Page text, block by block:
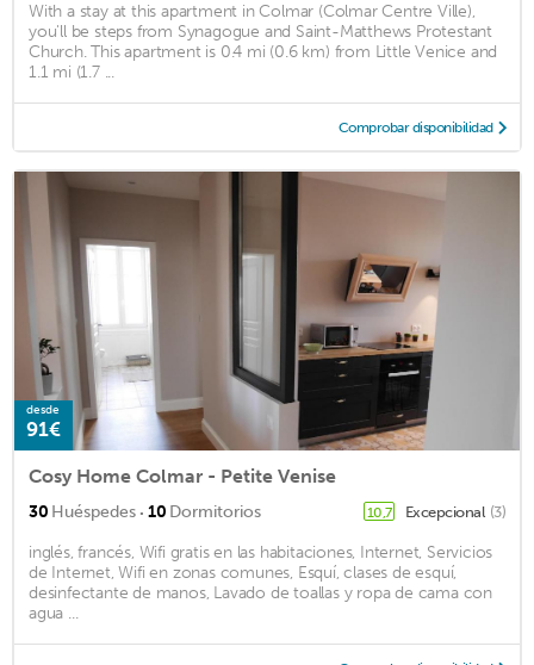
With a stay at this apartment in Colmar (Colmar Centre Ville),
you'll be steps from Synagogue and Saint-Matthews Protestant
Church. This apartment is 0.4 mi (0.6 km) from Little Venice and
1.1 mi (1.7 ...
Comprobar disponibilidad
desde
91€
Cosy Home Colmar - Petite Venise
30 Huéspedes · 10 Dormitorios 10,7 Excepcional (3)
inglés, francés, Wifi gratis en las habitaciones, Internet, Servicios
de Internet, Wifi en zonas comunes, Esquí, clases de esquí,
desinfectante de manos, Lavado de toallas y ropa de cama con
agua ...